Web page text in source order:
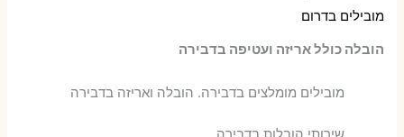
מובילים בדרום
הובלה כולל אריזה ועטיפה בדבירה
‫מובילים מומלצים בדבירה. הובלה ואריזה בדבירה